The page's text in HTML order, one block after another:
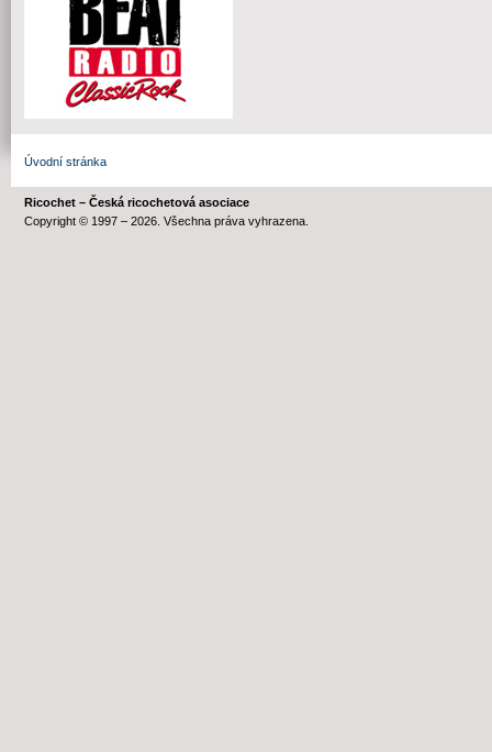
Úvodní stránka
Ricochet – Česká ricochetová asociace
Copyright © 1997 – 2026. Všechna práva vyhrazena.